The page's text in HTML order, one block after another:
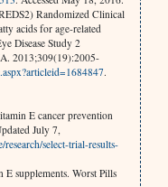
Randomized Clinical
acids for age-related
Disease Study 2
2013;309(19):2005-
.
E cancer prevention
July 7,
select-trial-results-
E supplements. Worst Pills